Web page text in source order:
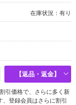
在庫状況：有り
【返品・返金】
引価格で、さらに多く新
登録会員はさらに割引